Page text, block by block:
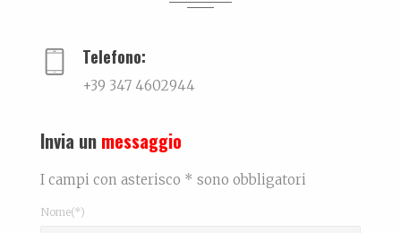
Dall'amore per la ceramica.Narra di come il potenz...
Telefono:
+39 347 4602944
Invia un messaggio
I campi con asterisco * sono obbligatori
Nome(*)